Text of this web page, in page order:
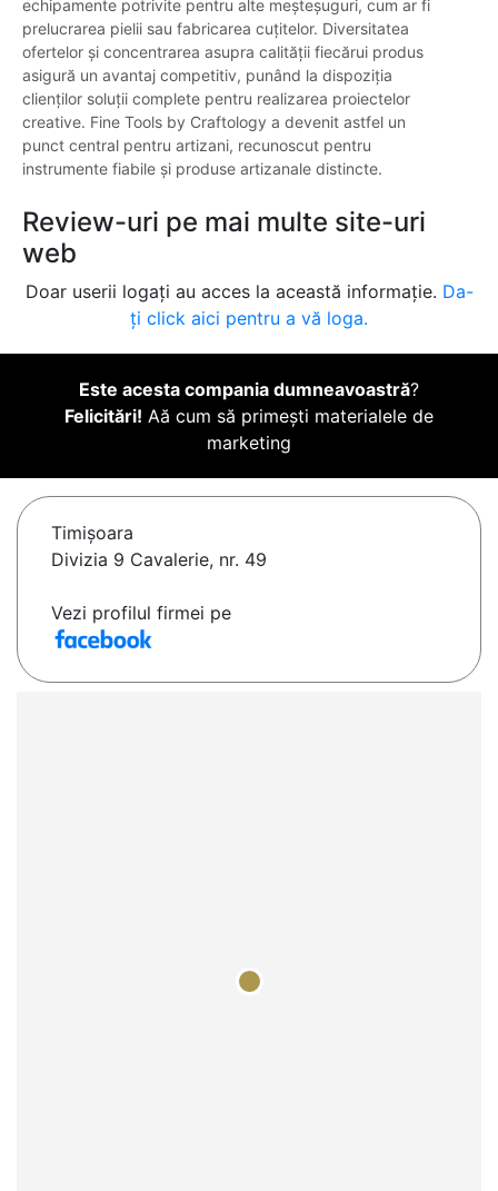
echipamente potrivite pentru alte meșteșuguri, cum ar fi
prelucrarea pielii sau fabricarea cuțitelor. Diversitatea
ofertelor și concentrarea asupra calității fiecărui produs
asigură un avantaj competitiv, punând la dispoziția
clienților soluții complete pentru realizarea proiectelor
creative. Fine Tools by Craftology a devenit astfel un
punct central pentru artizani, recunoscut pentru
instrumente fiabile și produse artizanale distincte.
Review-uri pe mai multe site-uri
web
Doar userii logați au acces la această informație. Da-
ți click aici pentru a vă loga.
Este acesta compania dumneavoastră?
Felicitări! Aă cum să primești materialele de
marketing
Timişoara
Divizia 9 Cavalerie, nr. 49
Vezi profilul firmei pe